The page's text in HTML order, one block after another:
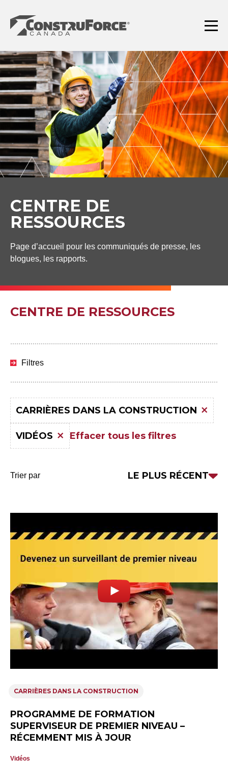
contenu
Menu
CENTRE DE
RESSOURCES
Page d’accueil pour les communiqués de presse, les
blogues, les rapports.
CENTRE DE RESSOURCES
auxFiltres
CARRIÈRES DANS LA CONSTRUCTION
VIDÉOS Effacer tous les filtres
Trier par LE PLUS RÉCENT
CARRIÈRES DANS LA CONSTRUCTION
PROGRAMME DE FORMATION
SUPERVISEUR DE PREMIER NIVEAU –
RÉCEMMENT MIS À JOUR
Vidéos